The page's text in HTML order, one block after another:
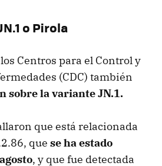
o Pirola
Centros para el Control y
(CDC) también
sobre la variante JN.1.
que está relacionada
que se ha estado
, y que fue detectada